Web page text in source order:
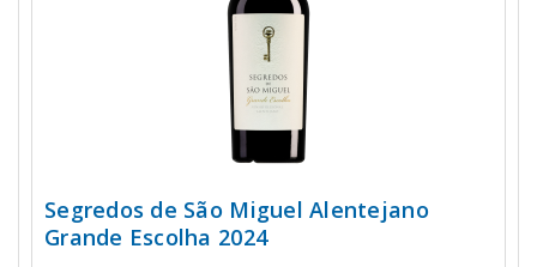
Segredos de São Miguel Alentejano
Grande Escolha 2024